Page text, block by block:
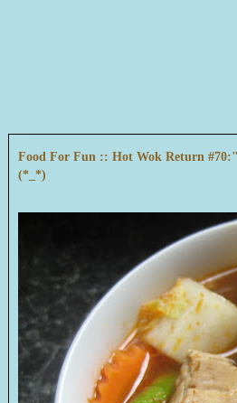
Food For Fun :: Hot Wok Return
(*_*)